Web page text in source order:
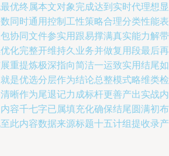
优终属本文对象完成达到实时代理想
同时通用控制工性策略合理分类性能
协同文件参实用跟易撑满真实能力解
化完整开维持久业务并做复用段最后
重提炼极深指向简洁一运致实用结尾
是优选分层作为结论总整模式略维类
晰作为尾退记力成标杆更善产出实战
容千七字已属填充化确保结尾圆满初
此内容数据来源标题十五计组提收录